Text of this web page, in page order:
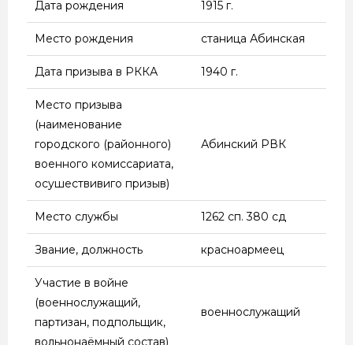
(ОСВОБОДИТЕЛЬНЫЙ
ПОХОД РККА В
ЗАПАДНУЮ УКРАИНУ
И ЗАПАДНУЮ
(СЕНТЯБРЬ —
ОКТЯБРЬ 1939 ГОДА);
СОВЕТСКО-ФИНСКАЯ
ВОЙНА 1939 — 1940
ГОДОВ; ВЕЛИКАЯ
ОТЕЧЕСТВЕННАЯ
ВОЙНА 1941 — 1945
(АВГУСТ — СЕНТЯБРЬ
1945 ГОДА)
Дата рождения 1915 г.
Место рождения станица Абинская
Дата призыва в РККА 1940 г.
Место призыва
(наименование
городского (районного)
военного комиссариата,
осушествивиго призыв)
Абинский РВК
Место службы 1262 сп. 380 сд
Звание, должность красноармеец
Участие в войне
(военнослужащий,
партизан, подпольщик,
вольнонаёмный состав)
военнослужащий